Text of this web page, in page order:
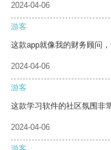
2024-04-06
游客
这款app就像我的财务顾问
2024-04-06
游客
这款学习软件的社区氛围非
2024-04-06